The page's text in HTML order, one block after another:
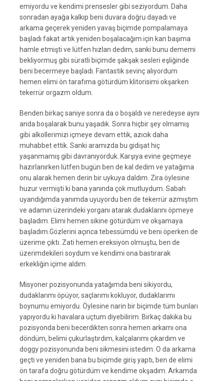
emiyordu ve kendimi prensesler gibi seziyordum. Daha
sonradan ayağa kalkıp beni duvara doğru dayadı ve
arkama geçerek yeniden yavaş biçimde pompalamaya
başladı fakat artık yeniden boşalacağım için kan başıma
hamle etmişti ve lütfen hızlan dedim, sanki bunu dememi
bekliyormuş gibi süratli biçimde şakşak sesleri eşliğinde
beni becermeye başladı. Fantastik sevinç alıyordum
hemen elimi ön tarafıma götürdüm klitorisimi okşarken
tekerrür orgazm oldum.
Benden birkaç saniye sonra da o boşaldı ve neredeyse aynı
anda boşalarak bunu yaşadık. Sonra hiçbir şey olmamış
gibi alkollerimizi içmeye devam ettik, azıcık daha
muhabbet ettik. Sanki aramızda bu gidişat hiç
yaşanmamış gibi davranıyorduk. Karşıya evine geçmeye
hazırlanırken lütfen bugün ben de kal dedim ve yatağıma
onu alarak hemen derin bir uykuya daldım. Zira öylesine
huzur vermişti ki bana yanında çok mutluydum. Sabah
uyandığımda yanımda uyuyordu ben de tekerrür azmıştım
ve adamın üzerindeki yorganı atarak dudaklarını öpmeye
başladım. Elimi hemen sikine götürdüm ve okşamaya
başladım.Gözlerini açınca tebessümdü ve beni öperken de
üzerime çıktı. Zati hemen ereksiyon olmuştu, ben de
üzerimdekileri soydum ve kendimi ona bastırarak
erkekliğin içime aldım.
Misyoner pozisyonunda yatağımda beni sikiyordu,
dudaklarımı öpüyor, saçlarımı kokluyor, dudaklarımı
boynumu emiyordu. Öylesine narin bir biçimde tüm bunları
yapıyordu ki havalara uçtum diyebilirim. Birkaç dakika bu
pozisyonda beni becerdikten sonra hemen arkamı ona
döndüm, belimi çukurlaştırdım, kalçalarımı çıkardım ve
doggy pozisyonunda beni sikmesini istedim. O da arkama
geçti ve yeniden bana bu biçimde giriş yaptı, ben de elimi
ön tarafa doğru götürdüm ve kendime okşadım. Arkamda